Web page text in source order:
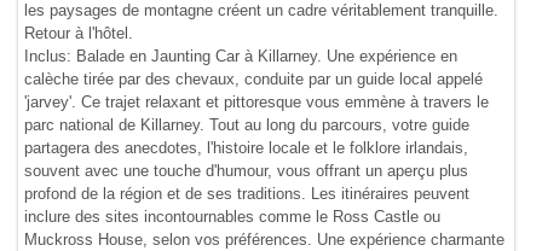
les paysages de montagne créent un cadre véritablement tranquille.
Retour à l'hôtel.
Inclus: Balade en Jaunting Car à Killarney. Une expérience en
calèche tirée par des chevaux, conduite par un guide local appelé
'jarvey'. Ce trajet relaxant et pittoresque vous emmène à travers le
parc national de Killarney. Tout au long du parcours, votre guide
partagera des anecdotes, l'histoire locale et le folklore irlandais,
souvent avec une touche d'humour, vous offrant un aperçu plus
profond de la région et de ses traditions. Les itinéraires peuvent
inclure des sites incontournables comme le Ross Castle ou
Muckross House, selon vos préférences. Une expérience charmante